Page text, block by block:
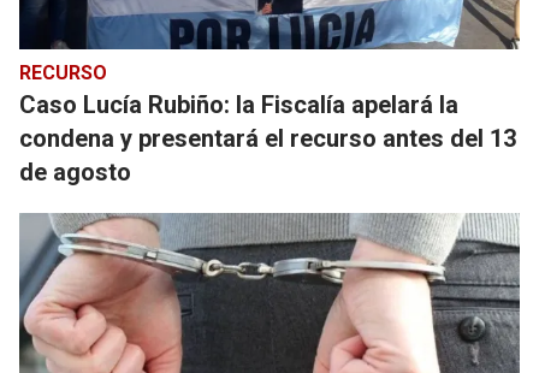
RECURSO
Caso Lucía Rubiño: la Fiscalía apelará la
condena y presentará el recurso antes del 13
de agosto